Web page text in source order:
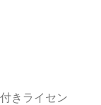
きライセン